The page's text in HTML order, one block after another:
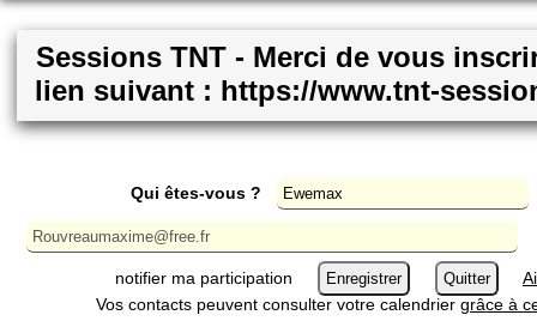
Sessions TNT - Merci de vous
lien suivant : https://www.tnt-
Qui êtes-vous ?
notifier ma participation
Vos contacts peuvent consulter votre calendrier grâce à